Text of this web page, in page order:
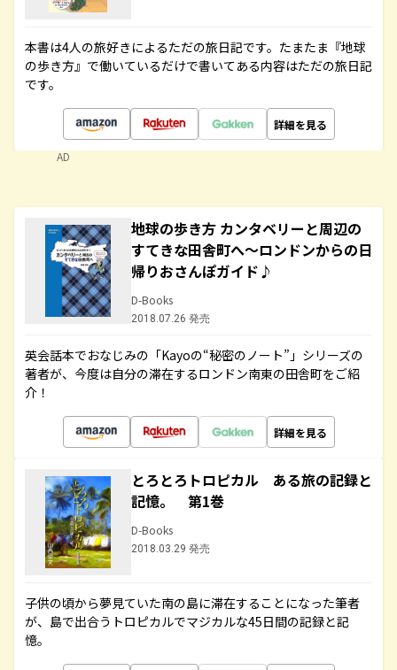
本書は4人の旅好きによるただの旅日記です。たまたま『地球
の歩き方』で働いているだけで書いてある内容はただの旅日記
です。
詳細を見る
AD
地球の歩き方 カンタベリーと周辺の
すてきな田舎町へ～ロンドンからの日
帰りおさんぽガイド♪
D-Books
2018.07.26 発売
英会話本でおなじみの「Kayoの“秘密のノート”」シリーズの
著者が、今度は自分の滞在するロンドン南東の田舎町をご紹
介！
詳細を見る
とろとろトロピカル ある旅の記録と
記憶。 第1巻
D-Books
2018.03.29 発売
子供の頃から夢見ていた南の島に滞在することになった筆者
が、島で出合うトロピカルでマジカルな45日間の記録と記
憶。